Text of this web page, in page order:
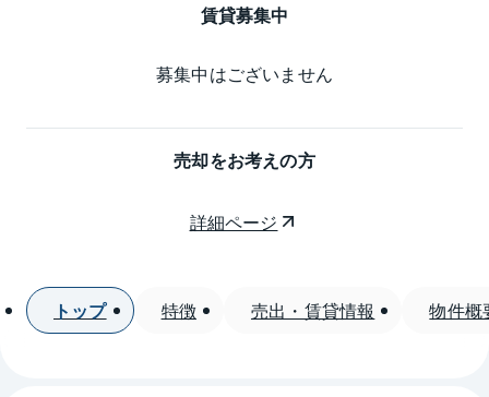
賃貸募集中
募集中はございません
売却をお考えの方
詳細ページ
トップ 特徴 売出・賃貸情報 物件概